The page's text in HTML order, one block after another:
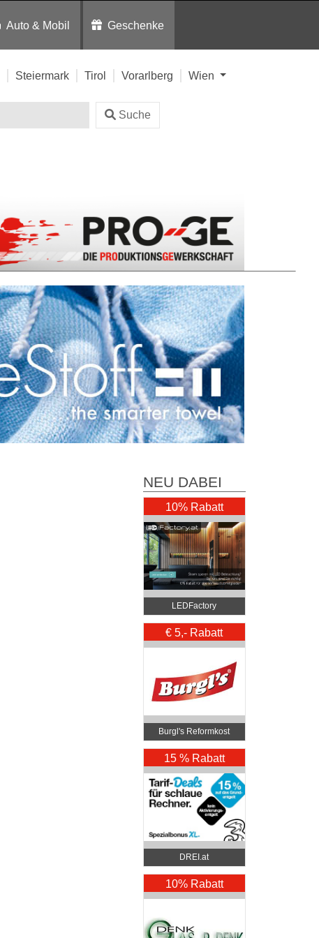
Auto & Mobil Geschenke
Steiermark Tirol Vorarlberg Wien
Suche
NEU DABEI
10% Rabatt
LEDFactory
€ 5,- Rabatt
Burgl's Reformkost
15 % Rabatt
DREI.at
10% Rabatt